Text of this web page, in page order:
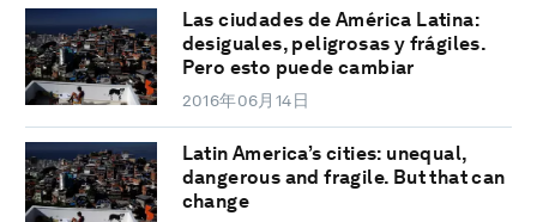
Las ciudades de América Latina:
desiguales, peligrosas y frágiles.
Pero esto puede cambiar
2016年06月14日
Latin America’s cities: unequal,
dangerous and fragile. But that can
change